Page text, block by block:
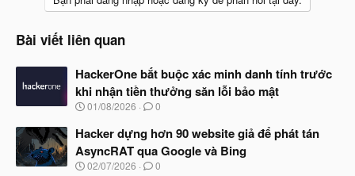
Bài viết liên quan
HackerOne bắt buộc xác minh danh tính trước
khi nhận tiền thưởng săn lỗi bảo mật
N
à
b
ắ
01/08/2026 0
Hacker dựng hơn 90 website giả để phát tán
AsyncRAT qua Google và Bing
N
02/07/2026 0